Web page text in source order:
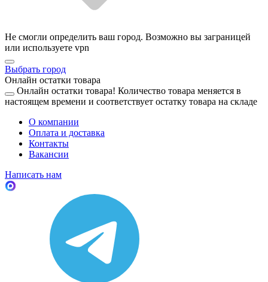
Не смогли определить ваш город. Возможно вы заграницей
или используете vpn
Выбрать город
Онлайн остатки товара
Онлайн остатки товара! Количество товара меняется в
настоящем времени и соответствует остатку товара на складе
О компании
Оплата и доставка
Контакты
Вакансии
Написать нам